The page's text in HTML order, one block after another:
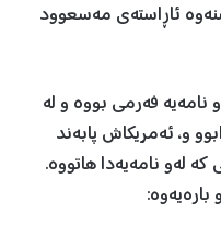
ئاڕاستەی مەسعوود
نامەیە فەرمی بووە و لە
و، ئەمريکاش پابەند
کە لەو نامەیەدا هاتووە.
بارەیەوە: